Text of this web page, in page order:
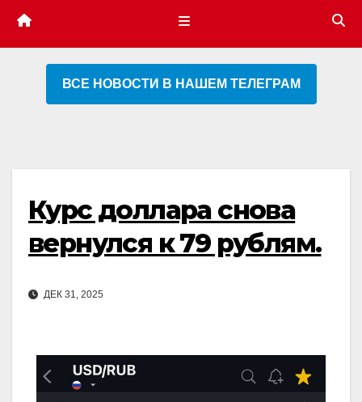
ВСЕ НОВОСТИ В НАШЕМ ТЕЛЕГРАМ
Курс доллара снова
вернулся к 79 рублям.
ДЕК 31, 2025